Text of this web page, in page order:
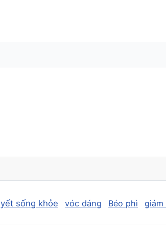
sống khỏe vóc dáng Béo phì giảm